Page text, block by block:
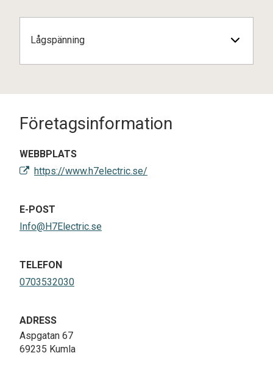
Lågspänning
Företagsinformation
WEBBPLATS
https://www.h7electric.se/
E-POST
Info@H7Electric.se
TELEFON
0703532030
ADRESS
Aspgatan 67
69235 Kumla